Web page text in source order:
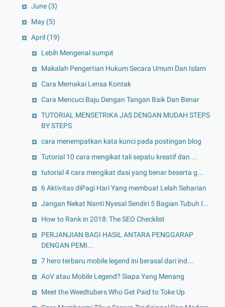
June (3)
May (5)
April (19)
Lebih Mengenal sumpit
Makalah Pengertian Hukum Secara Umum Dan Islam
Cara Memakai Lensa Kontak
Cara Mencuci Baju Dengan Tangan Baik Dan Benar
TUTORIAL MENSETRIKA JAS DENGAN MUDAH STEPS
BY STEPS
cara menempatkan kata kunci pada postingan blog
Tutorial 10 cara mengikat tali sepatu kreatif dan ...
tutorial 4 cara mengikat dasi yang benar beserta g...
6 Aktivitas diPagi Hari Yang membuat Lelah Seharian
Jangan Nekat Nanti Nyesal Sendiri 5 Bagian Tubuh I...
How to Rank in 2018: The SEO Checklist
PERJANJIAN BAGI HASIL ANTARA PENGGARAP
DENGAN PEMI...
7 hero terbaru mobile legend ini berasal dari ind...
AoV atau Mobile Legend? Siapa Yang Menang
Meet the Weedtubers Who Get Paid to Toke Up